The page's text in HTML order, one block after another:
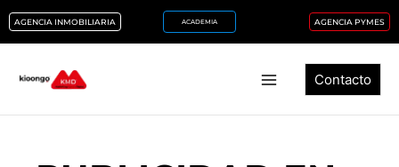
AGENCIA INMOBILIARIA ACADEMIA AGENCIA PYMES
Contacto